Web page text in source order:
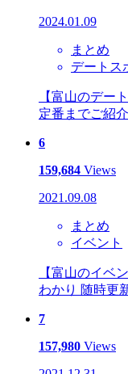
2024.01.09
まとめ
デートス
【富山のデー
定番までご紹介
6
159,684 Views
2021.09.08
まとめ
イベント
【富山のイベ
わかり 随時更
7
157,980 Views